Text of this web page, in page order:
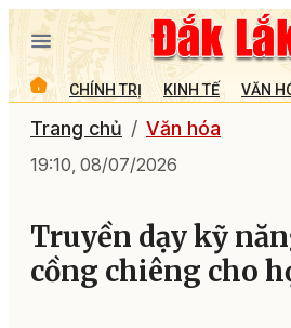
CHÍNH TRỊ KINH TẾ VĂN
Trang chủ Văn hóa
19:10, 08/07/2026
Truyền dạy kỹ
cồng chiêng cho